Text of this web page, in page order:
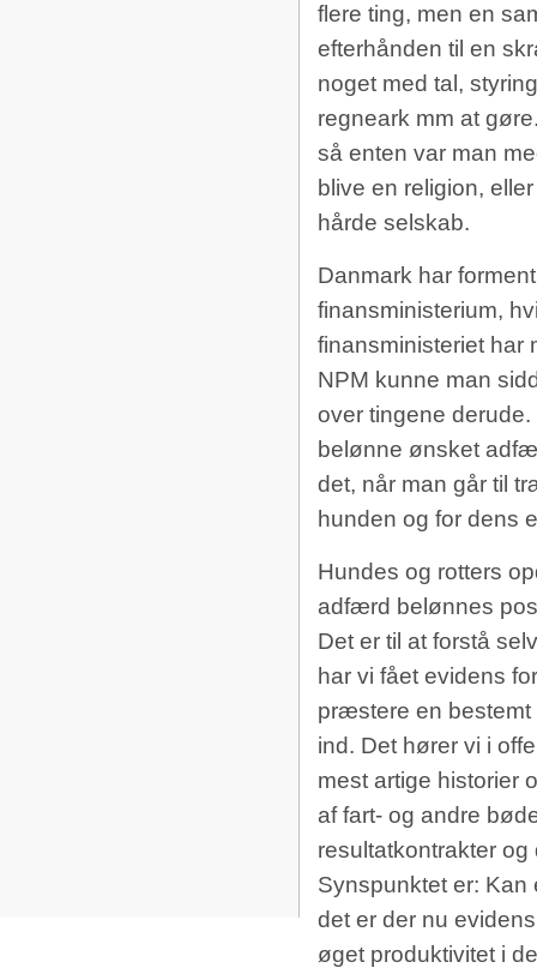
flere ting, men en
efterhånden til en
noget med tal,
regneark mm at
så enten var man
blive en religion,
hårde selskab.
Danmark har
finansministerium,
finansministeriet har
NPM kunne man
over tingene
belønne ønsket
det, når man går til
hunden og for dens
Hundes og rotters
adfærd belønnes
Det er til at forstå
har vi fået evidens
præstere en
ind. Det hører vi i
mest artige historier
af fart- og andre
resultatkontrakter
Synspunktet er: Kan
det er der nu
øget produktivitet i